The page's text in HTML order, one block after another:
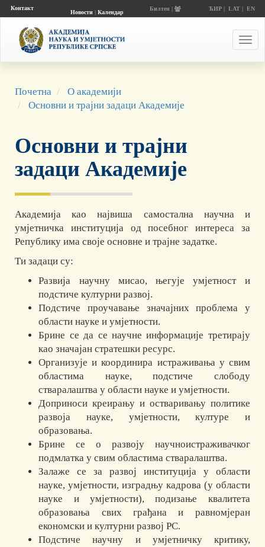
Контакт
Новости| Календар
Билтен | ЋИР| LAT| EN
Почетна
О академији
Основни и трајни задаци Академије
Основни и трајни
задаци Академије
Академија као највиша самостална научна и
умјетничка институција од посебног интереса за
Републику има своје основне и трајне задатке.
Ти задаци су:
Развија научну мисао, његује умјетност и
подстиче културни развој.
Подстиче проучавање значајних проблема у
области науке и умјетности.
Брине се да се научне информације третирају
као значајан стратешки ресурс.
Организује и координира истраживања у свим
областима науке, подстиче слободу
стваралаштва у области науке и умјетности.
Доприноси креирању и остваривању политике
развоја науке, умјетности, културе и
образовања.
Брине се о развоју научноистраживачког
подмлатка у свим областима стваралаштва.
Залаже се за развој институција у области
науке, умјетности, изградњу кадрова (у области
науке и умјетности), подизање квалитета
образовања свих грађана и равномјеран
економски и културни развој РС.
Подстиче научну и умјетничку критику,